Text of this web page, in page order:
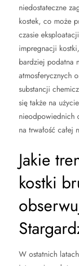
niedostateczne
kostek, co może
czasie
impregnacji
bardziej podatna
atmosferycznych
substancji
się także na
nieodpowiednich
na trwałość całej
Jakie
kostki
W ostatnich